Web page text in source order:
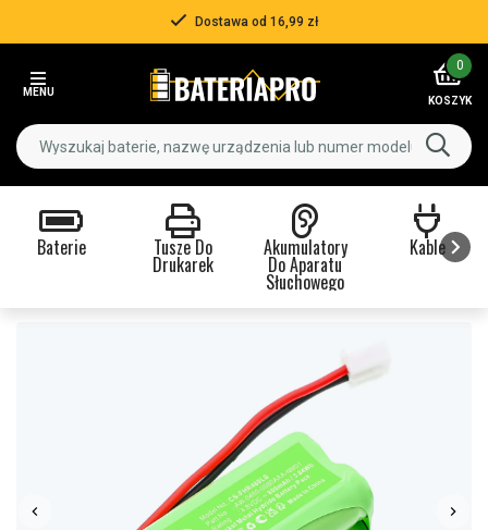
Dostawa od 16,99 zł
MENU
0
KOSZYK
Baterie Tusze Do
Drukarek
Akumulatory
Do Aparatu
Słuchowego
Kable